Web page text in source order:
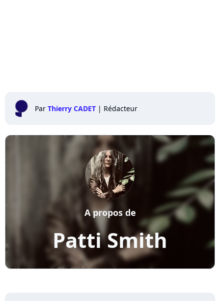
Par Thierry CADET | Rédacteur
Patti Smith
A propos de